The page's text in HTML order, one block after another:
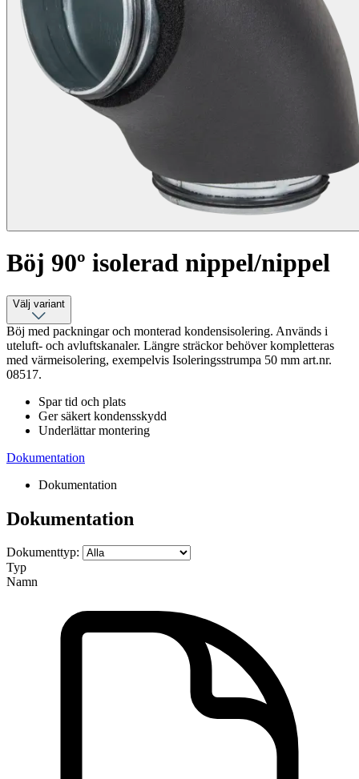
Böj 90º isolerad nippel/nippel
Välj variant
Böj med packningar och monterad kondensisolering. Används i
uteluft- och avluftskanaler. Längre sträckor behöver kompletteras
med värmeisolering, exempelvis Isoleringsstrumpa 50 mm art.nr.
08517.
Spar tid och plats
Ger säkert kondensskydd
Underlättar montering
Dokumentation
Dokumentation
Dokumentation
Dokumenttyp:
Typ
Namn